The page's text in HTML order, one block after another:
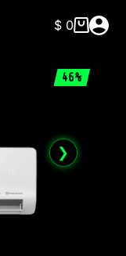
Carro
$0
46%
❯